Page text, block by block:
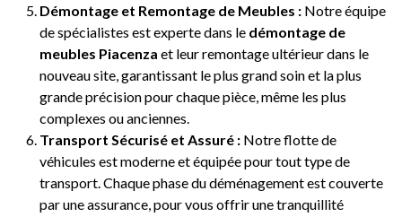
Démontage et Remontage de Meubles : Notre équipe
de spécialistes est experte dans le démontage de
meubles Piacenza et leur remontage ultérieur dans le
nouveau site, garantissant le plus grand soin et la plus
grande précision pour chaque pièce, même les plus
complexes ou anciennes.
Transport Sécurisé et Assuré : Notre flotte de
véhicules est moderne et équipée pour tout type de
transport. Chaque phase du déménagement est couverte
par une assurance, pour vous offrir une tranquillité